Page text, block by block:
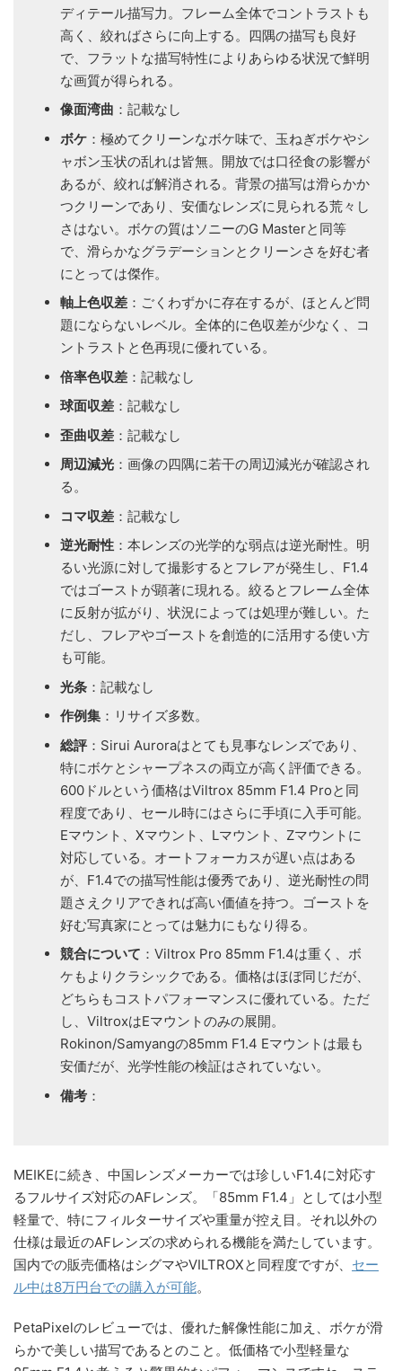
ディテール描写力。フレーム全体でコントラストも
高く、絞ればさらに向上する。四隅の描写も良好
で、フラットな描写特性によりあらゆる状況で鮮明
な画質が得られる。
像面湾曲 ：記載なし
ボケ ：極めてクリーンなボケ味で、玉ねぎボケやシ
ャボン玉状の乱れは皆無。開放では口径食の影響が
あるが、絞れば解消される。背景の描写は滑らかか
つクリーンであり、安価なレンズに見られる荒々し
さはない。ボケの質はソニーのG Masterと同等
で、滑らかなグラデーションとクリーンさを好む者
にとっては傑作。
軸上色収差 ：ごくわずかに存在するが、ほとんど問
題にならないレベル。全体的に色収差が少なく、コ
ントラストと色再現に優れている。
倍率色収差 ：記載なし
球面収差 ：記載なし
歪曲収差 ：記載なし
周辺減光 ：画像の四隅に若干の周辺減光が確認され
る。
コマ収差 ：記載なし
逆光耐性 ：本レンズの光学的な弱点は逆光耐性。明
るい光源に対して撮影するとフレアが発生し、F1.4
ではゴーストが顕著に現れる。絞るとフレーム全体
に反射が拡がり、状況によっては処理が難しい。た
だし、フレアやゴーストを創造的に活用する使い方
も可能。
光条 ：記載なし
作例集 ：リサイズ多数。
総評：Sirui Auroraはとても見事なレンズであり、
特にボケとシャープネスの両立が高く評価できる。
600ドルという価格はViltrox 85mm F1.4 Proと同
程度であり、セール時にはさらに手頃に入手可能。
Eマウント、Xマウント、Lマウント、Zマウントに
対応している。オートフォーカスが遅い点はある
が、F1.4での描写性能は優秀であり、逆光耐性の問
題さえクリアできれば高い価値を持つ。ゴーストを
好む写真家にとっては魅力にもなり得る。
競合について ：Viltrox Pro 85mm F1.4は重く、ボ
ケもよりクラシックである。価格はほぼ同じだが、
どちらもコストパフォーマンスに優れている。ただ
し、ViltroxはEマウントのみの展開。
Rokinon/Samyangの85mm F1.4 Eマウントは最も
安価だが、光学性能の検証はされていない。
備考 ：
MEIKEに続き、中国レンズメーカーでは珍しいF1.4に対応す
るフルサイズ対応のAFレンズ。「85mm F1.4」としては小型
軽量で、特にフィルターサイズや重量が控え目。それ以外の
仕様は最近のAFレンズの求められる機能を満たしています。
国内での販売価格はシグマやVILTROXと同程度ですが、 セー
ル中は8万円台での購入が可能。
PetaPixelのレビューでは、優れた解像性能に加え、ボケが滑
らかで美しい描写であるとのこと。低価格で小型軽量な